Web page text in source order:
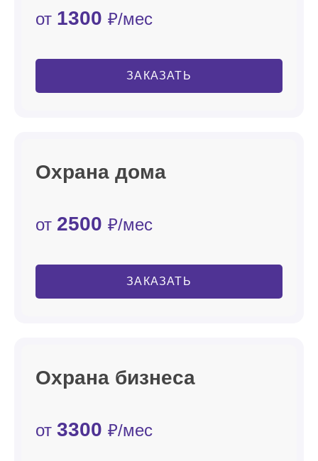
от 1300 ₽/мес
ЗАКАЗАТЬ
Охрана дома
от 2500 ₽/мес
ЗАКАЗАТЬ
Охрана бизнеса
от 3300 ₽/мес